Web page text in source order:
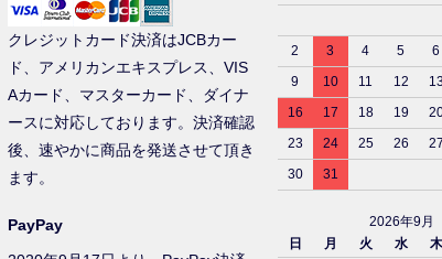
クレジットカード決済はJCBカー
ド、アメリカンエキスプレス、VIS
Aカード、マスターカード、ダイナ
ースに対応しております。決済確認
後、速やかに商品を発送させて頂き
ます。
PayPay
2
3 4 5 6
9
10 11 12 13
16
17 18 19
23
24 25 26 27
30
31
2026年9月
日
月 火 水 木